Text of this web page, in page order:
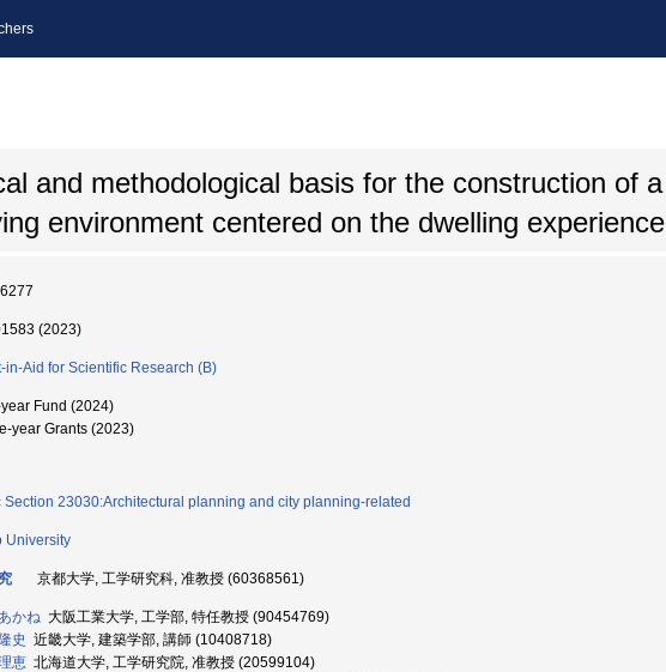
and methodological basis for the construction of a
environment centered on the dwelling experience
(2023)
in-Aid for Scientific Research (B)
Fund (2024)
year Grants (2023)
Section 23030:Architectural planning and city planning-related
University
京都大学, 工学研究科, 准教授 (60368561)
かね 大阪工業大学, 工学部, 特任教授 (90454769)
史 近畿大学, 建築学部, 講師 (10408718)
恵 北海道大学, 工学研究院, 准教授 (20599104)